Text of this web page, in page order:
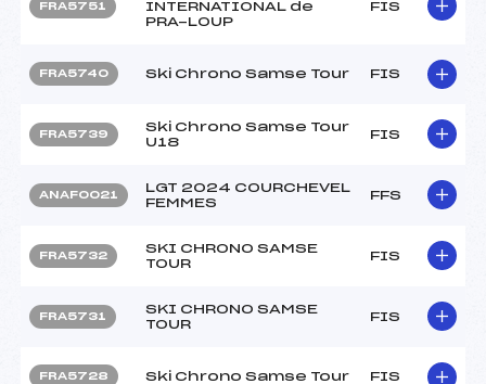
FRA5751
INTERNATIONAL de
PRA-LOUP
FIS
FRA5740 Ski Chrono Samse Tour FIS
FRA5739
Ski Chrono Samse Tour
U18
FIS
ANAF0021
LGT 2024 COURCHEVEL
FEMMES
FFS
FRA5732
SKI CHRONO SAMSE
TOUR
FIS
FRA5731
SKI CHRONO SAMSE
TOUR
FIS
FRA5728 Ski Chrono Samse Tour FIS